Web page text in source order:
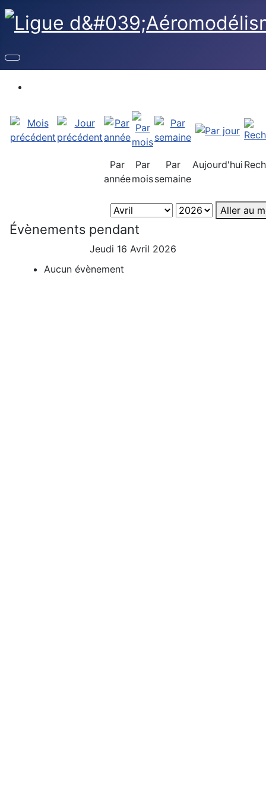
Par
année
Par
mois
Par
semaine
Aujourd'hui
Aller au
Évènements pendant
Jeudi 16 Avril 2026
Aucun évènement